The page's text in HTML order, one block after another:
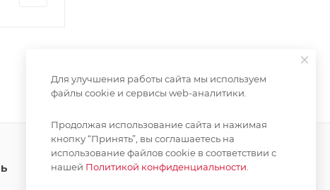
Для улучшения работы сайта мы используем
файлы cookie и сервисы web-аналитики.
Продолжая использование сайта и нажимая
кнопку “Принять”, вы соглашаетесь на
использование файлов cookie в соответствии с
нашей Политикой конфиденциальности.